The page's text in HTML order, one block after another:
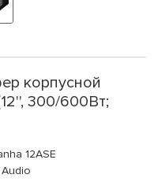
корпусной
300/600Вт;
12ASE